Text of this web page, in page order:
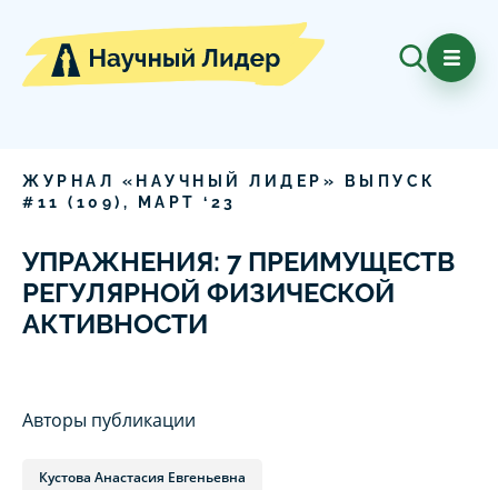
ЖУРНАЛ «НАУЧНЫЙ ЛИДЕР» ВЫПУСК
# 11 ( 109), МАРТ ‘ 23
УПРАЖНЕНИЯ: 7 ПРЕИМУЩЕСТВ
РЕГУЛЯРНОЙ ФИЗИЧЕСКОЙ
АКТИВНОСТИ
Авторы публикации
Кустова Анастасия Евгеньевна